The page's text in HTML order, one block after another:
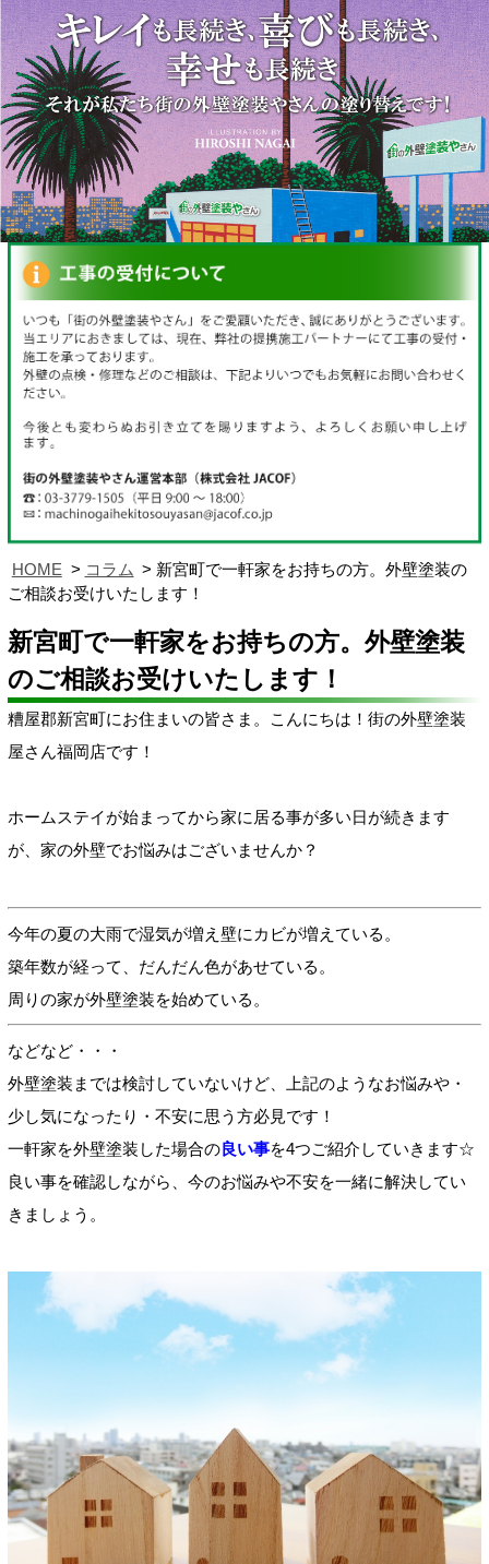
HOME コラム
新宮町で一軒家をお持ちの方。外壁塗装の
ご相談お受けいたします！
新宮町で一軒家をお持ちの方。外壁塗装
のご相談お受けいたします！
糟屋郡新宮町にお住まいの皆さま。こんにちは！街の外壁塗装
屋さん福岡店です！
ホームステイが始まってから家に居る事が多い日が続きます
が、家の外壁でお悩みはございませんか？
今年の夏の大雨で湿気が増え壁にカビが増えている。
築年数が経って、だんだん色があせている。
周りの家が外壁塗装を始めている。
などなど・・・
外壁塗装までは検討していないけど、上記のようなお悩みや・
少し気になったり・不安に思う方必見です！
一軒家を外壁塗装した場合の良い事を4つご紹介していきます☆
良い事を確認しながら、今のお悩みや不安を一緒に解決してい
きましょう。